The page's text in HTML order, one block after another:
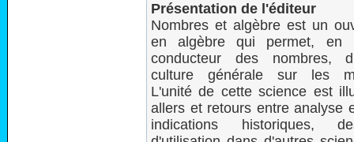
Présentation de l'éditeur
Nombres et algèbre est un
en algèbre qui permet, en
conducteur des nombres,
culture générale sur les
L'unité de cette science est
allers et retours entre analyse
indications historiques,